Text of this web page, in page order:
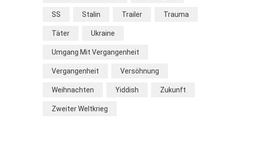
SS Stalin Trailer Trauma
Täter Ukraine
Umgang Mit Vergangenheit
Vergangenheit Versöhnung
Weihnachten Yiddish Zukunft
Zweiter Weltkrieg